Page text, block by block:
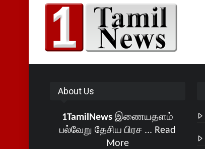
About Us
1TamilNewsஇணையதளம்
பல்வேறு தேசிய பிரச ... Read
More